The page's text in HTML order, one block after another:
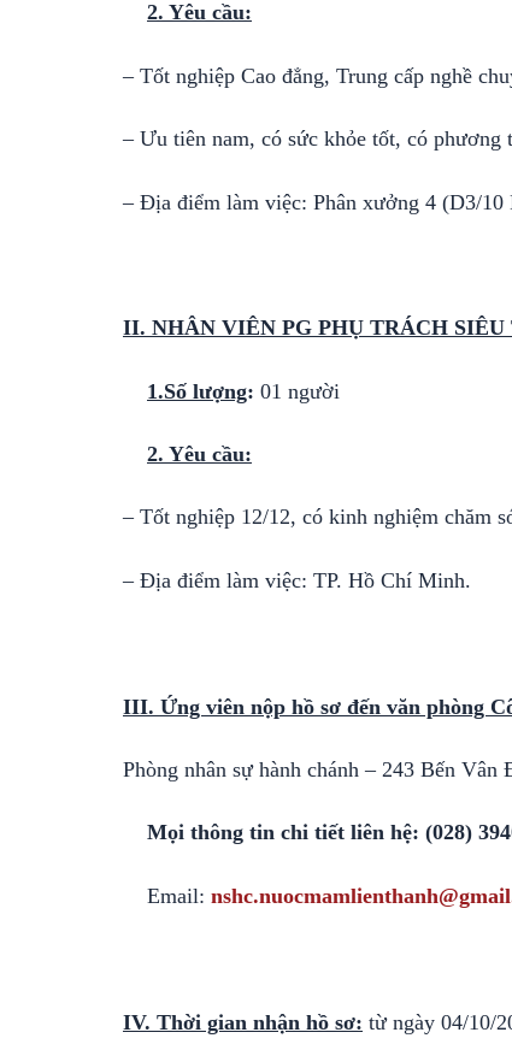
2. Yêu cầu:
– Tốt nghiệp Cao đẳng, Trung cấp nghề
– Ưu tiên nam, có sức khỏe tốt, có phương
– Địa điểm làm việc: Phân xưởng 4 (D3/
II. NHÂN VIÊN PG PHỤ TRÁCH
1.Số lượng: 01 người
2. Yêu cầu:
– Tốt nghiệp 12/12, có kinh nghiệm chăm
– Địa điểm làm việc: TP. Hồ Chí Minh.
III. Ứng viên nộp hồ sơ đến văn phòng
Phòng nhân sự hành chánh – 243 Bến
Mọi thông tin chi tiết liên hệ: (028)
Email:
IV. Thời gian nhận hồ sơ: từ ngày 04/10/